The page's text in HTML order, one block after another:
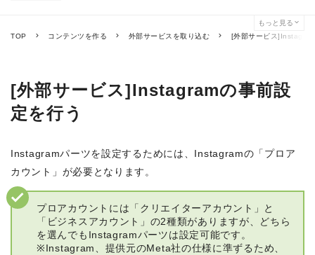
もっと見る
TOP コンテンツを作る 外部サービスを取り込む [外部サービス
[外部サービス]Instagramの事前設
定を行う
Instagramパーツを設定するためには、Instagramの「プロア
カウント」が必要となります。
プロアカウントには「クリエイターアカウント」と
「ビジネスアカウント」の2種類がありますが、どちら
を選んでもInstagramパーツは設定可能です。
※Instagram、提供元のMeta社の仕様に準ずるため、